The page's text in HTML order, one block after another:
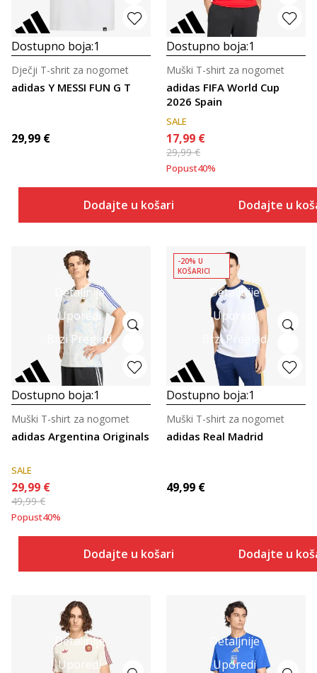
Dostupno boja:1
adidas Y MESSI FUN G T
Dječji T-shrit za nogomet
29,99 €
Dodajte u košaricu
Dostupno boja:1
adidas FIFA World Cup
2026 Spain
Muški T-shirt za nogomet
SALE
17,99 €
29,99€
Popust40%
Dodajte u
Detaljnije
Uporedi
Brzi Pregled
Dostupno boja:1
adidas Argentina Originals
Muški T-shirt za nogomet
SALE
29,99 €
49,99€
Popust40%
Dodajte u košaricu
Detaljnije
Uporedi
Brzi Pregled
-20% U
KOŠARICI
Dostupno boja:1
adidas Real Madrid
Muški T-shirt za nogomet
49,99 €
Dodajte u
Detaljnije
Uporedi
Detaljnije
Uporedi